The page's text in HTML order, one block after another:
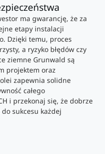
ma gwarancję, że za
etapy instalacji
Dzięki temu, proces
a ryzyko błędów czy
ziemne Grunwald są
projektem oraz
zapewnia solidne
całego
i przekonaj się, że dobrze
sukcesu każdej